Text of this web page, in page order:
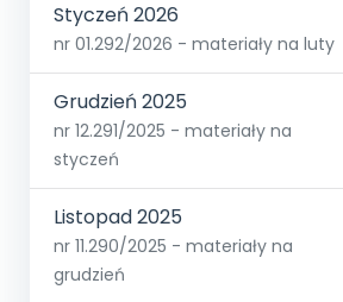
Styczeń 2026
nr 01.292/2026 - materiały na luty
Grudzień 2025
nr 12.291/2025 - materiały na
styczeń
Listopad 2025
nr 11.290/2025 - materiały na
grudzień